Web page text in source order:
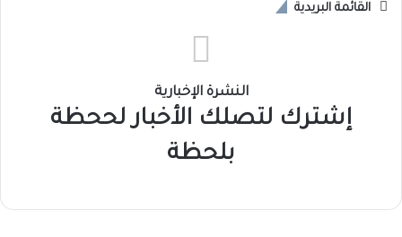
القائمة البريدية
النشرة الإخبارية
إشترك لتصلك الأخبار لححظة
بلحظة